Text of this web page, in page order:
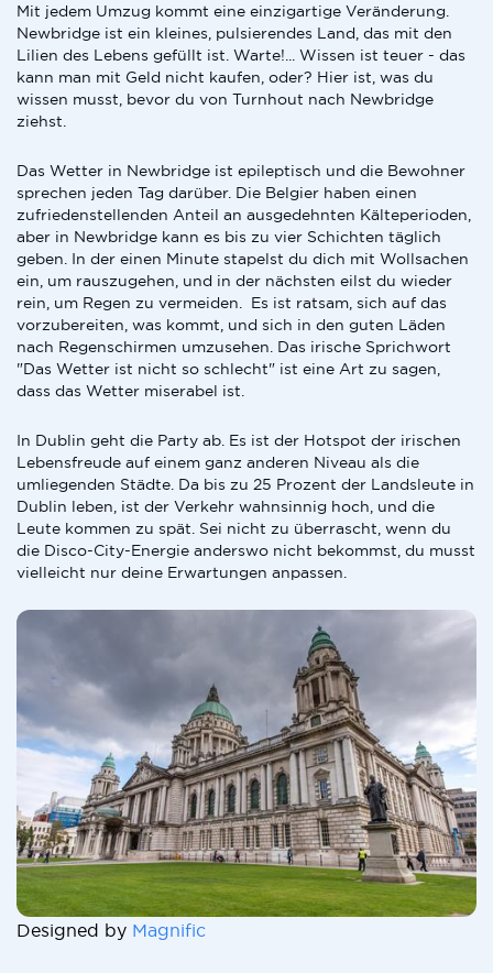
Mit jedem Umzug kommt eine einzigartige Veränderung.
Newbridge ist ein kleines, pulsierendes Land, das mit den
Lilien des Lebens gefüllt ist. Warte!... Wissen ist teuer - das
kann man mit Geld nicht kaufen, oder? Hier ist, was du
wissen musst, bevor du von Turnhout nach Newbridge
ziehst.
Das Wetter in Newbridge ist epileptisch und die Bewohner
sprechen jeden Tag darüber. Die Belgier haben einen
zufriedenstellenden Anteil an ausgedehnten Kälteperioden,
aber in Newbridge kann es bis zu vier Schichten täglich
geben. In der einen Minute stapelst du dich mit Wollsachen
ein, um rauszugehen, und in der nächsten eilst du wieder
rein, um Regen zu vermeiden. Es ist ratsam, sich auf das
vorzubereiten, was kommt, und sich in den guten Läden
nach Regenschirmen umzusehen. Das irische Sprichwort
"Das Wetter ist nicht so schlecht" ist eine Art zu sagen,
dass das Wetter miserabel ist.
In Dublin geht die Party ab. Es ist der Hotspot der irischen
Lebensfreude auf einem ganz anderen Niveau als die
umliegenden Städte. Da bis zu 25 Prozent der Landsleute in
Dublin leben, ist der Verkehr wahnsinnig hoch, und die
Leute kommen zu spät. Sei nicht zu überrascht, wenn du
die Disco-City-Energie anderswo nicht bekommst, du musst
vielleicht nur deine Erwartungen anpassen.
Designed by Magnific